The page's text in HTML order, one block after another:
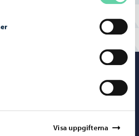
Visa uppgifterna